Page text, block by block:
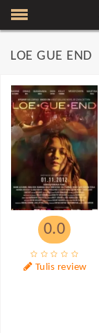
LOE GUE END
0.0
Tulis review